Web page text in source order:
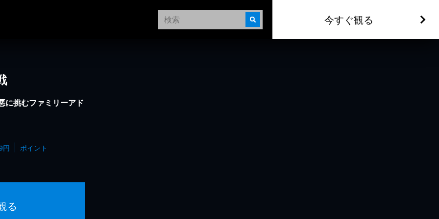
今すぐ観る
に挑むファミリーアド
円 ポイント
る